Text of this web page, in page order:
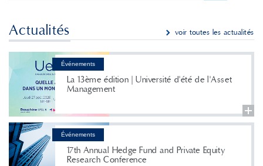
Actualités voir toutes les actualités
Événements
La 13ème édition | Université d'été de l'Asset
Management
Événements
17th Annual Hedge Fund and Private Equity
Research Conference